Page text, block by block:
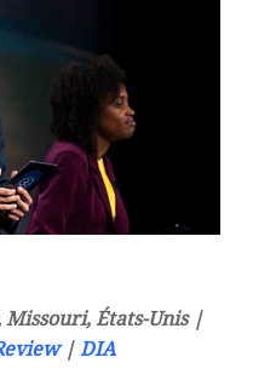
États-Unis |
|DIA